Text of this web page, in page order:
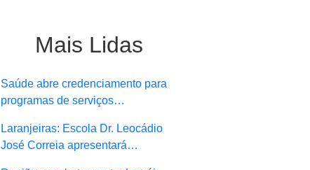
Mais Lidas
Saúde abre credenciamento para
programas de serviços…
Laranjeiras: Escola Dr. Leocádio
José Correia apresentará…